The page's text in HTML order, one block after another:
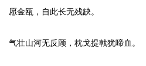
愿金瓯，自此长无残缺。
气壮山河无反顾，枕戈提戟犹啼血。